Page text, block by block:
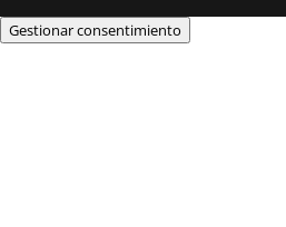
Gestionar consentimiento